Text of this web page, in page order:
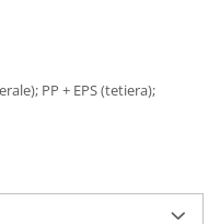
PP + EPS (tetiera);